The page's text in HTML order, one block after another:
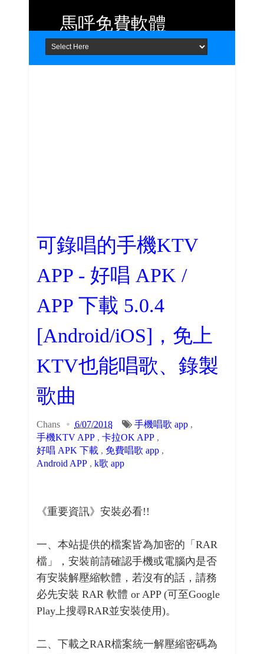
Home About Contact
馬呼免費軟體
提供 Android、iOS 好用的手機應用
程式及 Windows 免費軟體
可錄唱的手機KTV
APP - 好唱 APK /
APP 下載 5.0.4
[Android/iOS]，免上
KTV也能唱歌、錄製
歌曲
Chans 6/07/2018 手機唱歌 app,
手機KTV APP, 卡拉OK APP,
好唱 APK 下載, 免費唱歌 app,
Android APP, k歌 app
《重要資訊》安裝必看!!
一、本站提供的檔案皆為加密的「RAR
檔」，安裝前請確認手機或電腦內是否
有安裝解壓縮軟體，若沒有的話，請務
必先安裝 RAR 軟體 or APP (可至Google
Play上搜尋RAR並安裝使用)。
二、下載之RAR檔案統一解壓縮密碼為